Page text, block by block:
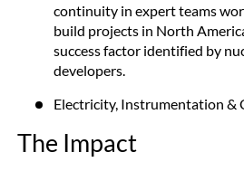
continuity in expert teams
build projects in North
success factor identified by
developers.
Electricity, Instrumentation &
The Impact